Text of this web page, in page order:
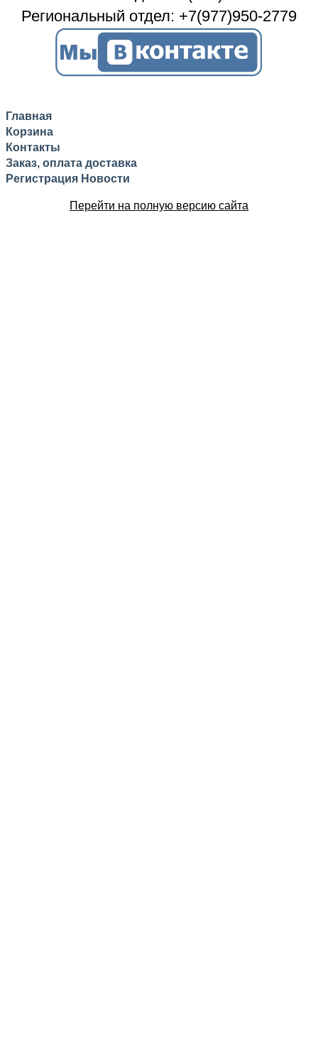
Региональный отдел: +7(977)950-2779
Главная
Корзина
Контакты
Заказ, оплата доставка
Регистрация Новости
Перейти на полную версию сайта